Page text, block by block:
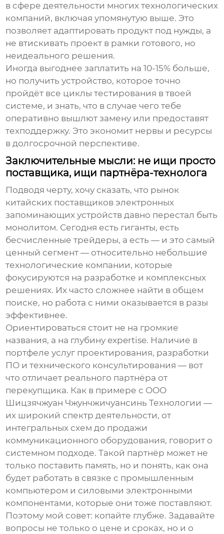
в сфере деятельности многих технологических
компаний, включая упомянутую выше. Это
позволяет адаптировать продукт под нужды, а
не втискивать проект в рамки готового, но
неидеального решения.
Иногда выгоднее заплатить на 10-15% больше,
но получить устройство, которое точно
пройдёт все циклы тестирования в твоей
системе, и знать, что в случае чего тебе
оперативно вышлют замену или предоставят
техподдержку. Это экономит нервы и ресурсы
в долгосрочной перспективе.
Заключительные мысли: не ищи просто
поставщика, ищи партнёра-технолога
Подводя черту, хочу сказать, что рынок
китайских поставщиков электронных
запоминающих устройств давно перестал быть
монолитом. Сегодня есть гиганты, есть
бесчисленные трейдеры, а есть — и это самый
ценный сегмент — относительно небольшие
технологические компании, которые
фокусируются на разработке и комплексных
решениях. Их часто сложнее найти в общем
поиске, но работа с ними оказывается в разы
эффективнее.
Ориентироваться стоит не на громкие
названия, а на глубину expertise. Наличие в
портфеле услуг проектирования, разработки
ПО и технического консультирования — вот
что отличает реального партнёра от
перекупщика. Как в примере с ООО
Шицзячжуан Чжунчжичуансинь Технологии —
их широкий спектр деятельности, от
интегральных схем до продажи
коммуникационного оборудования, говорит о
системном подходе. Такой партнёр может не
только поставить память, но и понять, как она
будет работать в связке с промышленным
компьютером и силовыми электронными
компонентами, которые они тоже поставляют.
Поэтому мой совет: копайте глубже. Задавайте
вопросы не только о цене и сроках, но и о